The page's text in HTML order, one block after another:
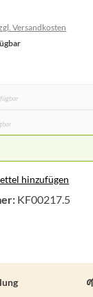
Versandkosten
hinzufügen
KF00217.5